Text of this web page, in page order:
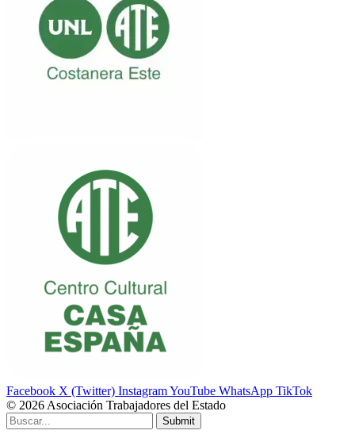
Facebook X (Twitter) InstagramYouTube WhatsApp TikTok
© 2026 Asociación Trabajadores del Estado
Submit